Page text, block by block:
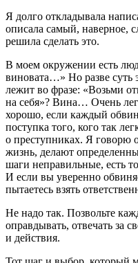
Я долго откладывала
описала самый, наверное,
решила сделать это.
В моем окружении есть
виновата…» Но разве суть
лежит во фразе: «Возьми
на себя»? Вина… Очень
хорошо, если каждый
поступка того, кого так
о преступниках. Я говорю
жизнь, делают
шаги неправильные, есть
И если вы уверенно
пытаетесь взять
Не надо так. Позвольте
оправдывать, отвечать за
и действия.